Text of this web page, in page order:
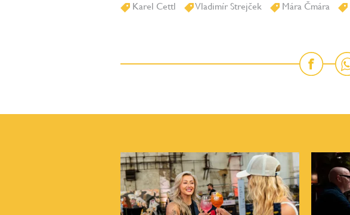
Karel Cettl Vladimír Strejček Mára Čmára